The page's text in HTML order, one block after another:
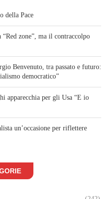
della Pace
“Red zone”, ma il contraccolpo
Benvenuto, tra passato e futuro:
democratico”
apparecchia per gli Usa “E io
un’occasione per riflettere